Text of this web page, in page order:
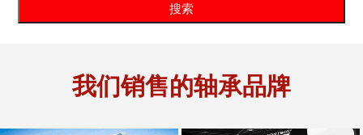
我们销售的轴承品牌